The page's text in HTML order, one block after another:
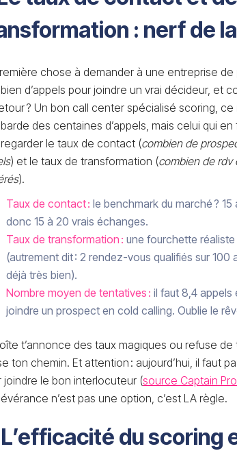
: nerf de
chose à demander à une entreprise de
d’appels pour joindre un vrai décideur, et
? Un bon call center spécialisé scoring, ce
des centaines d’appels, mais celui qui
le taux de contact (combien de
) et le taux de transformation (combien de rdv
).
Taux de contact : le benchmark du marché ? 15
donc 15 à 20 vrais échanges.
Taux de transformation : une fourchette réaliste
(autrement dit : 2 rendez-vous qualifiés sur 100
déjà très bien).
Nombre moyen de tentatives : il faut 8,4 appels
joindre un prospect en cold calling. Oublie le
t’annonce des taux magiques ou refuse
ton chemin. Et attention : aujourd’hui, il faut
joindre le bon interlocuteur (source Captain
n’est pas une option, c’est LA règle.
du scoring